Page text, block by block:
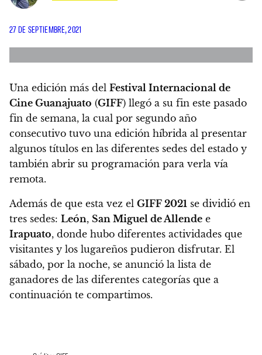
27 DE SEPTIEMBRE, 2021
Una edición más del Festival Internacional de
Cine Guanajuato (GIFF) llegó a su fin este pasado
fin de semana, la cual por segundo año
consecutivo tuvo una edición híbrida al presentar
algunos títulos en las diferentes sedes del estado y
también abrir su programación para verla vía
remota.
Además de que esta vez el GIFF 2021 se dividió en
tres sedes: León, San Miguel de Allende e
Irapuato, donde hubo diferentes actividades que
visitantes y los lugareños pudieron disfrutar. El
sábado, por la noche, se anunció la lista de
ganadores de las diferentes categorías que a
continuación te compartimos.